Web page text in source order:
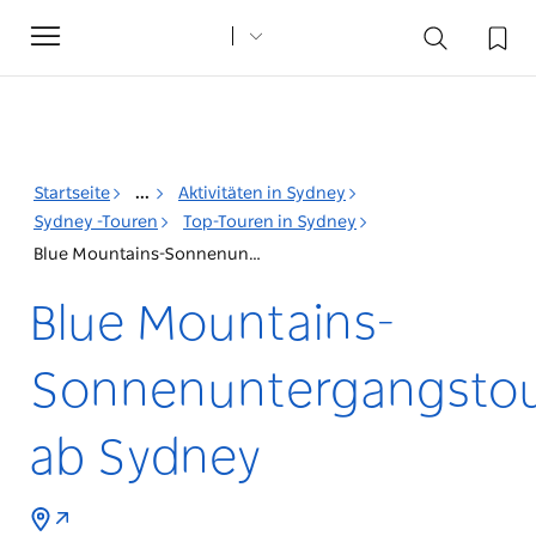
Toggle
navigation
Startseite ...
Aktivitäten in Sydney
Sydney -Touren
Top-Touren in Sydney
Blue Mountains-Sonnenuntergangstouren ab Sydney
Blue Mountains-
ab Sydney